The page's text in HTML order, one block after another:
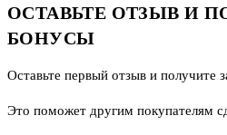
ОСТАВЬТЕ ОТЗЫВ И
БОНУСЫ
Оставьте первый отзыв и получите
Это поможет другим покупателям